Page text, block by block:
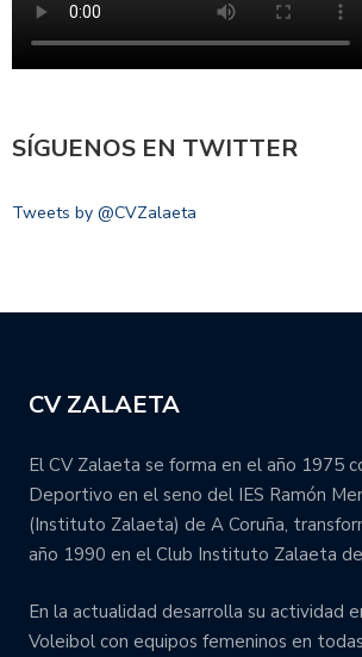
SÍGUENOS EN TWITTER
Tweets by @CVZalaeta
CV ZALAETA
El CV Zalaeta se forma en el año 1975
Deportivo en el seno del IES Ramón
(Instituto Zalaeta) de A Coruña,
año 1990 en el Club Instituto Zalaeta
En la actualidad desarrolla su actividad
Voleibol con equipos femeninos en